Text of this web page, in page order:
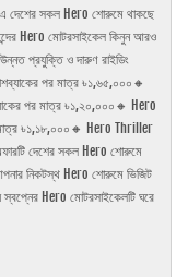
দেশের সকল Hero শোরুমে থাকছে
Hero মোটরসাইকেল কিনুন আরও
প্রযুক্তি ও দারুণ রাইডিং
পর মাত্র ৳১,৬৫,০০০🔸
পর মাত্র ৳১,২০,০০০🔸 Hero
৳১,১৮,০০০🔸 Hero Thriller
দেশের সকল Hero শোরুমে
নিকটস্থ Hero শোরুমে ভিজিট
Hero মোটরসাইকেলটি ঘরে